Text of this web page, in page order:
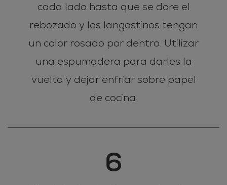
cada lado hasta que se dore el
rebozado y los langostinos tengan
un color rosado por dentro. Utilizar
una espumadera para darles la
vuelta y dejar enfriar sobre papel
de cocina.
6